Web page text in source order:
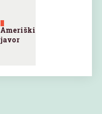
Ameriški
javor